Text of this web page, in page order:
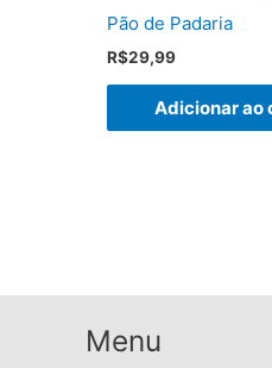
Pão de Padaria
R$29,99
Adicionar ao
Menu